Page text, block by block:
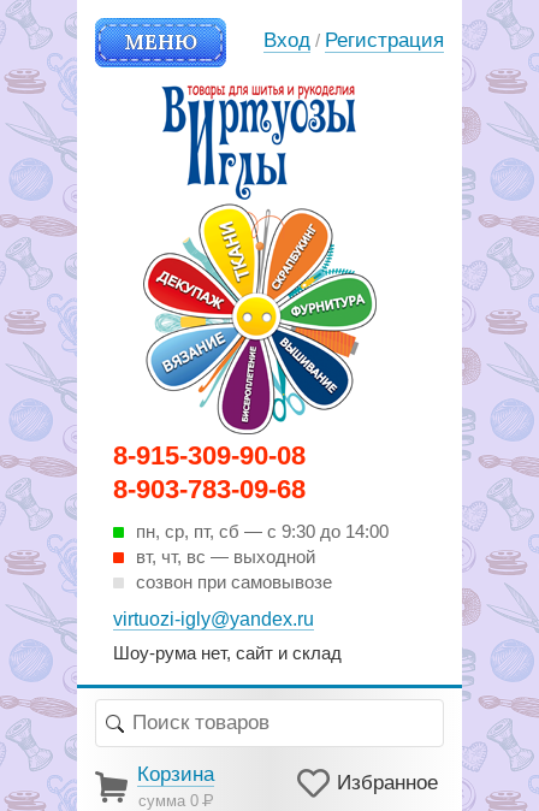
8-915-309-90-08
8-903-783-09-68
пн, ср, пт, cб — с 9:30 до 14:00
вт, чт, вс — выходной
созвон при самовывозе
virtuozi-igly@yandex.ru
Шоу-рума нет, сайт и склад
МЕНЮ
Вирутозы иглы. Товары для
шитья и рукоделья
Вход / Регистрация
Корзина
сумма 0Р
Избранное